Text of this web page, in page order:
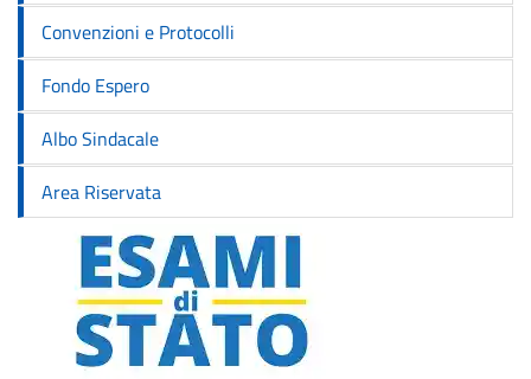
Convenzioni e Protocolli
Fondo Espero
Albo Sindacale
Area Riservata